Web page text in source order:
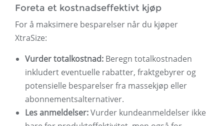
Foreta et kostnadseffektivt kjøp
For å maksimere besparelser når du kjøper
XtraSize:
Vurder totalkostnad: Beregn totalkostnaden
inkludert eventuelle rabatter, fraktgebyrer og
potensielle besparelser fra massekjøp eller
abonnementsalternativer.
Les anmeldelser:Vurder kundeanmeldelser ikke